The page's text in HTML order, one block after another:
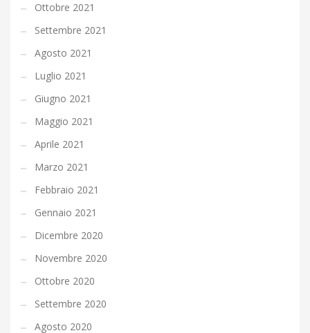
Ottobre 2021
Settembre 2021
Agosto 2021
Luglio 2021
Giugno 2021
Maggio 2021
Aprile 2021
Marzo 2021
Febbraio 2021
Gennaio 2021
Dicembre 2020
Novembre 2020
Ottobre 2020
Settembre 2020
Agosto 2020